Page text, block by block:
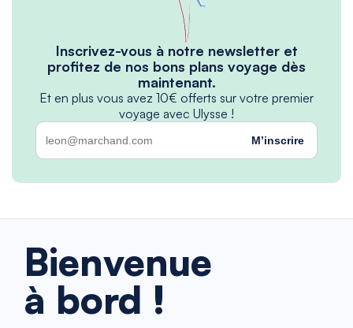
Inscrivez-vous à notre newsletter et
profitez de nos bons plans voyage dès
maintenant.
Et en plus vous avez 10€ offerts sur votre premier
voyage avec Ulysse !
M’inscrire
Bienvenue
à bord !